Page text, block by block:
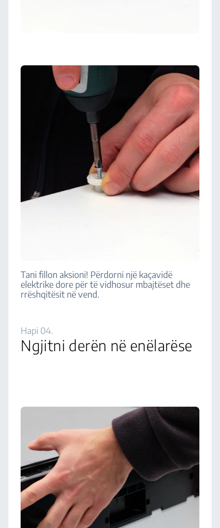
Tani fillon aksioni! Përdorni një kaçavidë
elektrike dore për të vidhosur mbajtëset dhe
rrëshqitësit në vend.
Hapi 04.
Ngjitni derën në enëlarëse